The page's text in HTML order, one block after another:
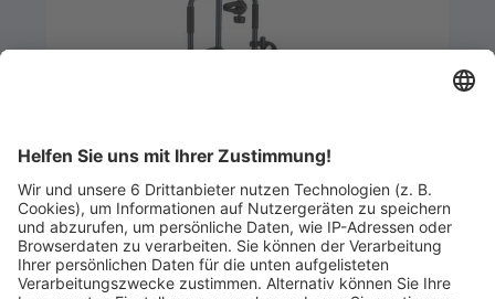
Artikel-ID: 2350 0
Fahrradträger Peruzzo TN:
7711949994 (2 Räder)